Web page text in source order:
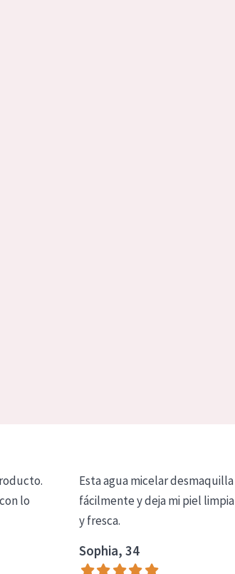
lo
Esta agua micelar desmaquilla
fácilmente y deja mi piel limpia
y fresca.
Sophia, 34